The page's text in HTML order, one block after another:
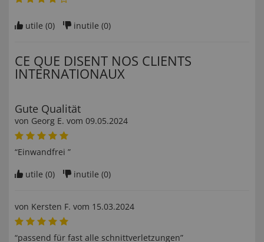
utile (0) inutile (0)
CE QUE DISENT NOS CLIENTS
INTERNATIONAUX
Gute Qualität
von Georg E. vom 09.05.2024
“Einwandfrei ”
utile (0) inutile (0)
von Kersten F. vom 15.03.2024
“passend für fast alle schnittverletzungen”